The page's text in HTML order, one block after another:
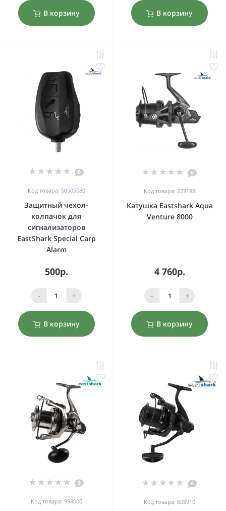
В корзину В корзину
0
Код товара: 50505080
Защитный чехол-
колпачок для
сигнализаторов
EastShark Special Carp
Alarm
500р.
- +
В корзину
0
Код товара: 223188
Катушка Eastshark Aqua
Venture 8000
4 760р.
- +
В корзину
0
Код товара: 998000
0
Код товара: 608910